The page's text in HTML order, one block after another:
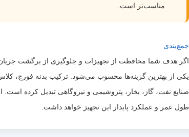
مناسب‌تر است.
جمع‌بندی
صنایع نفت، گاز، بخار، پتروشیمی و نیروگاهی تبدیل کرده
طول عمر و عملکرد پایدار این تجهیز خواهد داشت.